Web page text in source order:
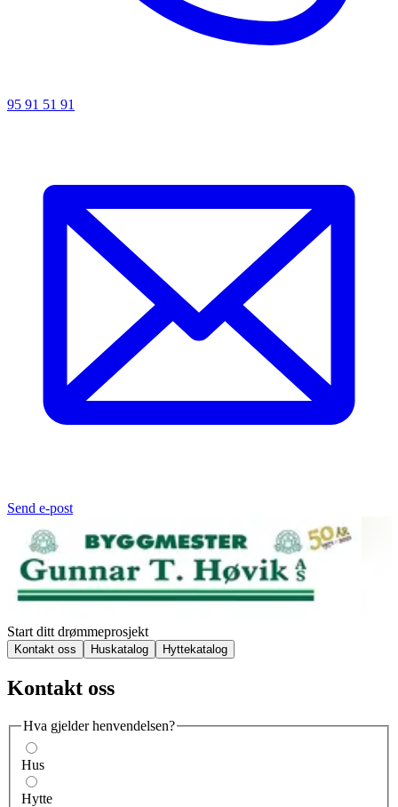
95 91 51 91
Send e-post
Start ditt drømmeprosjekt
Kontakt oss Huskatalog Hyttekatalog
Kontakt oss
Hva gjelder henvendelsen?
Hus
Hytte